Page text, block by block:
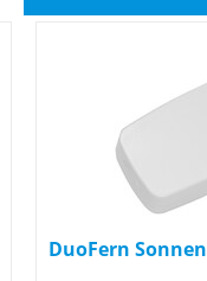
DuoFern